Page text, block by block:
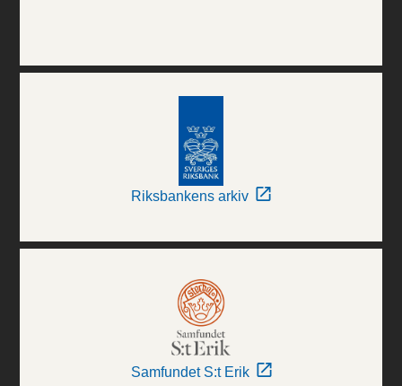
Riksbankens arkiv
Samfundet S:t Erik